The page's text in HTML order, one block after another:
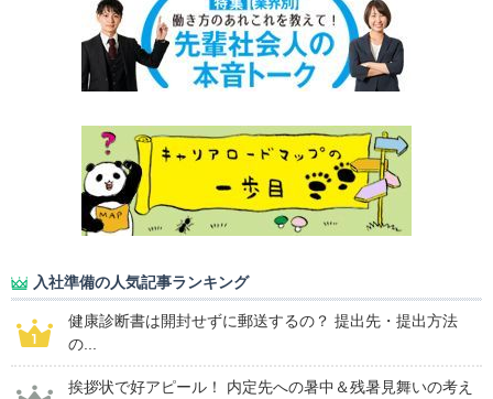
入社準備の人気記事ランキング
健康診断書は開封せずに郵送するの？ 提出先・提出方法
の...
挨拶状で好アピール！ 内定先への暑中＆残暑見舞いの考え